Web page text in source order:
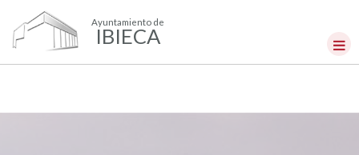
Ayuntamiento de
IBIECA